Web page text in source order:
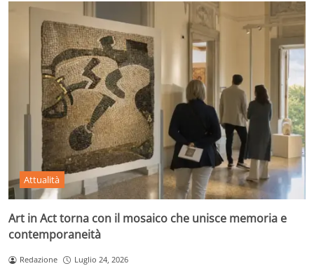
Attualità
Art in Act torna con il mosaico che unisce memoria e
contemporaneità
Redazione Luglio 24, 2026